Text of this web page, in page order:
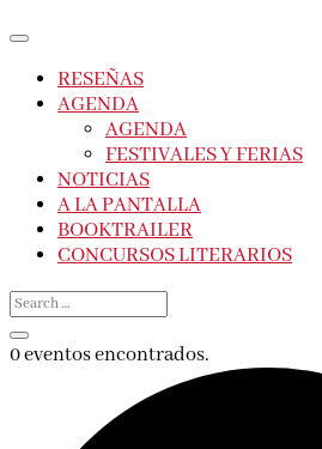
RESEÑAS
AGENDA
AGENDA
FESTIVALES Y FERIAS
NOTICIAS
A LA PANTALLA
BOOKTRAILER
CONCURSOS LITERARIOS
0 eventos encontrados.